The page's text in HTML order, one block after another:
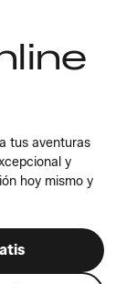
tus aventuras
y
hoy mismo y